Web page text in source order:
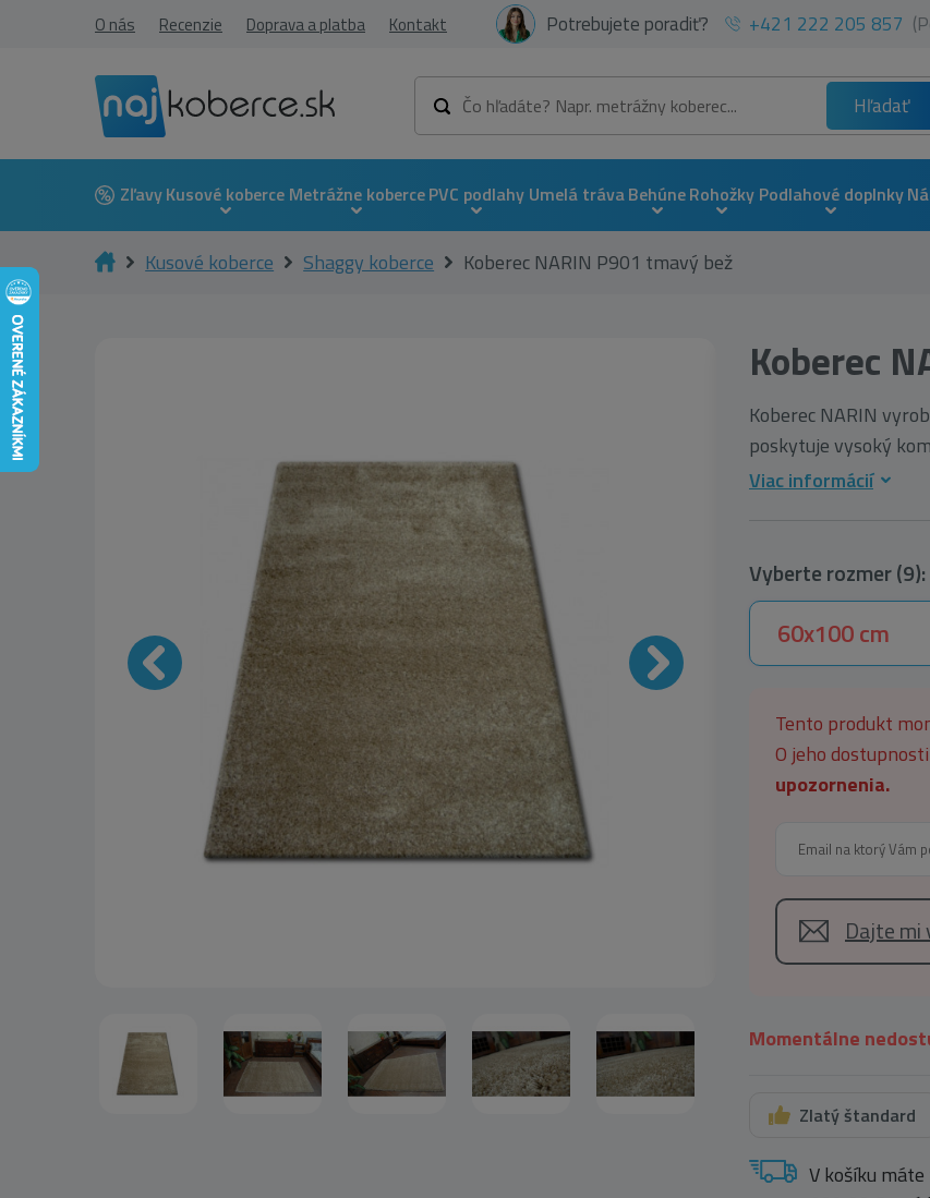
O nás Recenzie Doprava a platba Kontakt Potrebujete poradiť? +421 222 205 857
Hľadať
ZľavyKusové koberce Metrážne kobercePVC podlahy Umelá trávaBehúneRohožky Podlahové doplnky
Kusové koberce Shaggy koberce Koberec NARIN P901 tmavý bež
Koberec
Koberec NARIN
poskytuje vysoký
Viac informácií
Vyberte rozmer (9):
60x100 cm
Tento produkt
O jeho
upozornenia.
Dajte mi
Momentálne
Zlatý štandard
V košíku